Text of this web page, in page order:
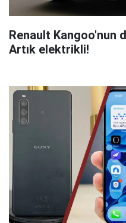
Renault Kangoo'nun
Artık elektrikli!